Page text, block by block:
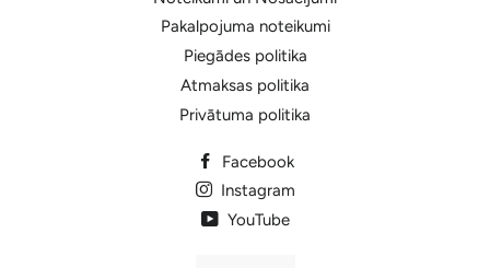
Pakalpojuma noteikumi
Piegādes politika
Atmaksas politika
Privātuma politika
Facebook
Instagram
YouTube